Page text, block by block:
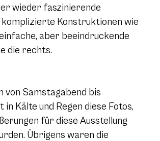
wieder faszinierende
komplizierte Konstruktionen wie
aber beeindruckende
die rechts.
von Samstagabend bis
Kälte und Regen diese Fotos,
für diese Ausstellung
Übrigens waren die